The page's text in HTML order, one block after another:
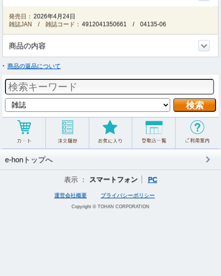
発売日： 2026年4月24日
雑誌JAN / 雑誌コード： 4912041350661 /04135-06
商品の内容
商品の返品について
e-honトップへ
表示 ： スマートフォン PC
運営会社概要 プライバシーポリシー
Copyright © TOHAN CORPORATION